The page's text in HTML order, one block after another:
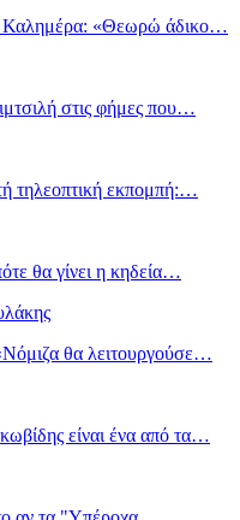
Καλημέρα: «Θεωρώ άδικο…
στις φήμες που…
τηλεοπτική εκπομπή:…
θα γίνει η κηδεία…
θα λειτουργούσε…
είναι ένα από τα…